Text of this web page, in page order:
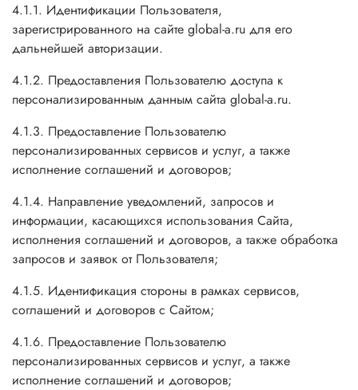
4.1.1. Идентификации Пользователя,
зарегистрированного на сайте global-a.ru для его
дальнейшей авторизации.
4.1.2. Предоставления Пользователю доступа к
персонализированным данным сайта global-a.ru.
4.1.3. Предоставление Пользователю
персонализированных сервисов и услуг, а также
исполнение соглашений и договоров;
4.1.4. Направление уведомлений, запросов и
информации, касающихся использования Сайта,
исполнения соглашений и договоров, а также обработка
запросов и заявок от Пользователя;
4.1.5. Идентификация стороны в рамках сервисов,
соглашений и договоров с Сайтом;
4.1.6. Предоставление Пользователю
персонализированных сервисов и услуг, а также
исполнение соглашений и договоров;